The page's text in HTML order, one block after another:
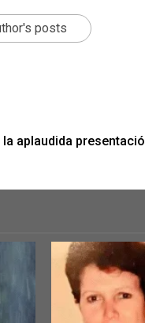
posts
aplaudida